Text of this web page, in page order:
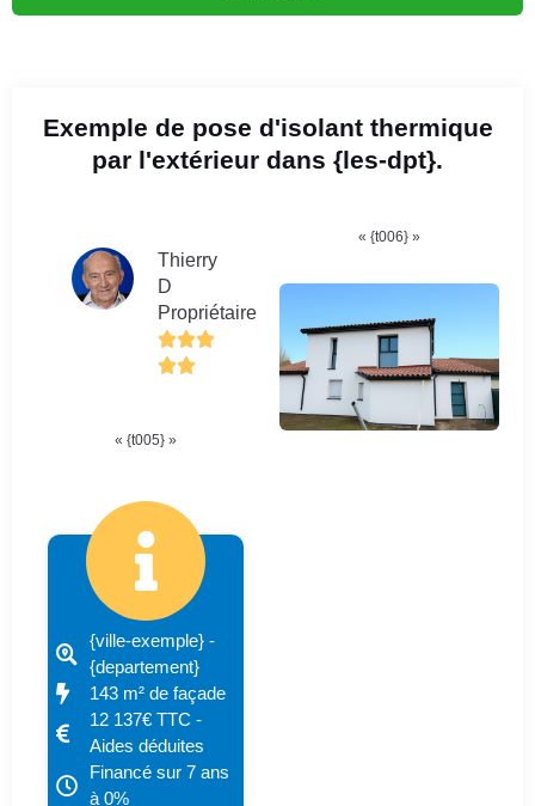
Exemple de pose d'isolant thermique
par l'extérieur dans {les-dpt}.
Thierry
D
Propriétaire
« {t005} »
{ville-exemple} -
{departement}
143 m² de façade
12 137€ TTC -
Aides déduites
Financé sur 7 ans
à 0%
« {t006} »